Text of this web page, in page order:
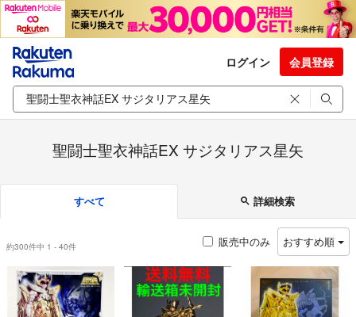
ログイン 会員登録
聖闘士聖衣神話EX サジタリアス星矢
すべて 詳細検索
約300件中 1 - 40件 販売中のみ おすすめ順